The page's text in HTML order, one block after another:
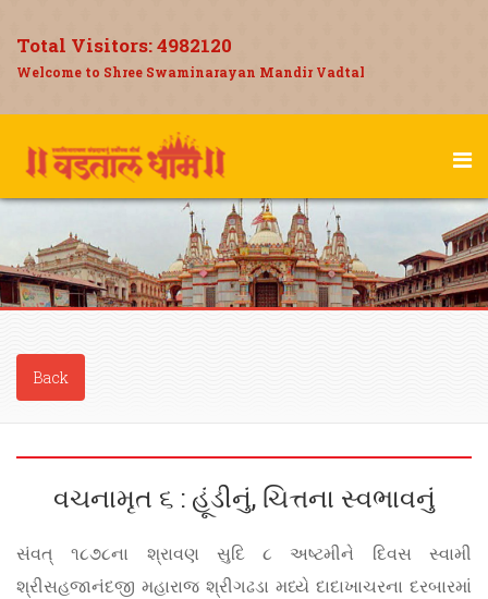
Total Visitors:4982120
Welcome to Shree Swaminarayan Mandir Vadtal
Back
વચનામૃત ૬ : હૂંડીનું, ચિત્તના સ્વભાવનું
સંવત્ ૧૮૭૮ના શ્રાવણ સુદિ ૮ અષ્ટમીને દિવસ સ્વામી
શ્રીસહજાનંદજી મહારાજ શ્રીગઢડા મધ્યે દાદાખાચરના દરબારમાં